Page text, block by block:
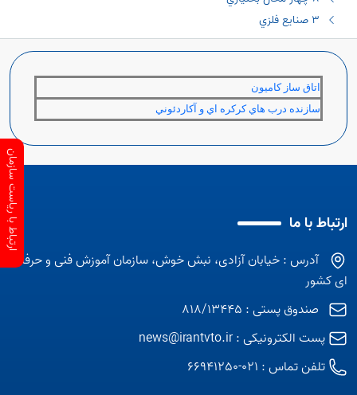
٣ صنايع فلزي
اتاق ساز كاميون
سازنده درب هاي كركره اي و آكاردئوني
ارتباط با ما
آدرس : خیابان آزادی، نبش خوش، سازمان آموزش فنی و حرفه
ای کشور
صندوق پستی : 818/13445
پست الکترونیکی :news@irantvto.ir
تلفن تماس : 021-66941250
ارتباط با ریاست سازمان